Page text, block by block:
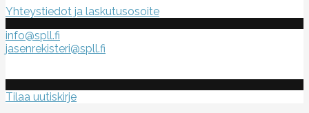
Yhteystiedot ja laskutusosoite
info@spll.fi
jasenrekisteri@spll.fi
Tilaa uutiskirje